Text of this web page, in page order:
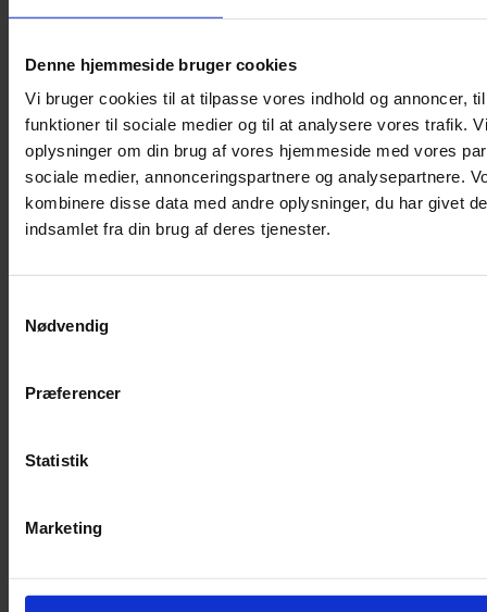
Denne hjemmeside bruger cookies
Vi bruger cookies til at tilpasse vores indhold og annoncer,
funktioner til sociale medier og til at analysere vores trafik.
oplysninger om din brug af vores hjemmeside med vores
sociale medier, annonceringspartnere og analysepartnere.
kombinere disse data med andre oplysninger, du har givet
indsamlet fra din brug af deres tjenester.
Nødvendig
Præferencer
Statistik
Marketing
Kaninbur
Rottebur
Marsvinebur
Løbegård
Overdækning løbegård
Indretning til bure
Bark